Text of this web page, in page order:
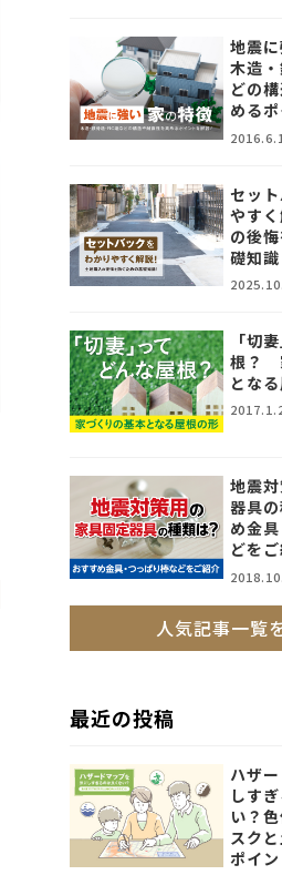
地震に
木造
どの
める
2016.6.1
セッ
やす
の後
礎知識
「切
根？
とな
地震
器具
め金
どを
人気記事一覧
最近の投稿
ハザ
しす
い？
スク
ポイン